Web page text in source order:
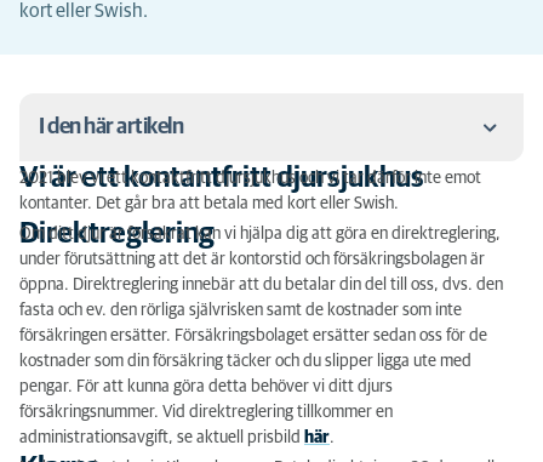
kort eller Swish.
I den här artikeln
Vi är ett kontantfritt djursjukhus
Direktreglering
Klarna
Vi är ett kontantfritt djursjukhus
2021 blev vi ett kontaktfritt djursjukhus och vi tar därför inte emot
kontanter. Det går bra att betala med kort eller Swish.
Direktreglering
Om ditt djur är försäkrat kan vi hjälpa dig att göra en direktreglering,
under förutsättning att det är kontorstid och försäkringsbolagen är
öppna. Direktreglering innebär att du betalar din del till oss, dvs. den
fasta och ev. den rörliga självrisken samt de kostnader som inte
försäkringen ersätter. Försäkringsbolaget ersätter sedan oss för de
kostnader som din försäkring täcker och du slipper ligga ute med
pengar. För att kunna göra detta behöver vi ditt djurs
försäkringsnummer. Vid direktreglering tillkommer en
administrationsavgift, se aktuell prisbild här.